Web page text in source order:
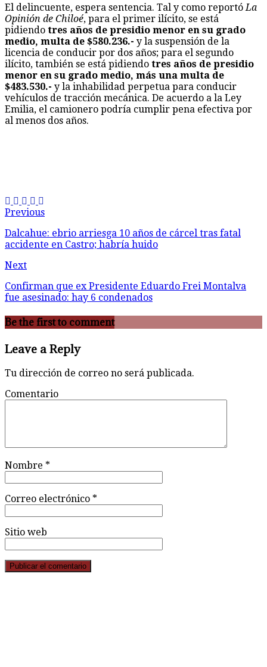
El delincuente, espera sentencia. Tal y como reportó La
Opinión de Chiloé, para el primer ilícito, se está
pidiendo tres años de presidio menor en su grado
medio, multa de $580.236.- y la suspensión de la
licencia de conducir por dos años; para el segundo
ilícito, también se está pidiendo tres años de presidio
menor en su grado medio, más una multa de
$483.530.- y la inhabilidad perpetua para conducir
vehículos de tracción mecánica. De acuerdo a la Ley
Emilia, el camionero podría cumplir pena efectiva por
al menos dos años.
Previous
Dalcahue: ebrio arriesga 10 años de cárcel tras fatal
accidente en Castro; habría huido
Next
Confirman que ex Presidente Eduardo Frei Montalva
fue asesinado: hay 6 condenados
Be the first to comment
Leave a Reply
Tu dirección de correo no será publicada.
Comentario
Nombre *
Correo electrónico *
Sitio web